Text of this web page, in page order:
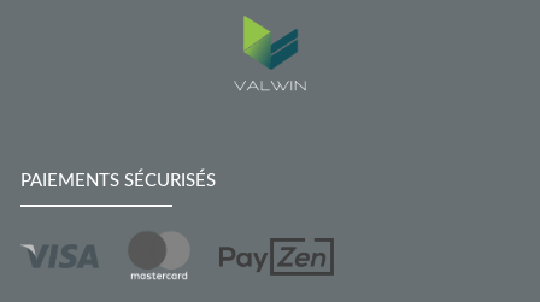
PAIEMENTS SÉCURISÉS